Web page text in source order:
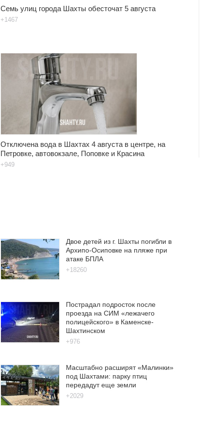
Семь улиц города Шахты обесточат 5 августа
+1467
Отключена вода в Шахтах 4 августа в центре, на
Петровке, автовокзале, Поповке и Красина
+949
Двое детей из г. Шахты погибли в
Архипо-Осиповке на пляже при
атаке БПЛА
+18260
Пострадал подросток после
проезда на СИМ «лежачего
полицейского» в Каменске-
Шахтинском
+976
Масштабно расширят «Малинки»
под Шахтами: парку птиц
передадут еще земли
+2029